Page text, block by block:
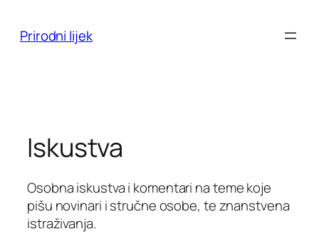
Prirodni lijek
Iskustva
Osobna iskustva i komentari na teme koje
pišu novinari i stručne osobe, te znanstvena
istraživanja.